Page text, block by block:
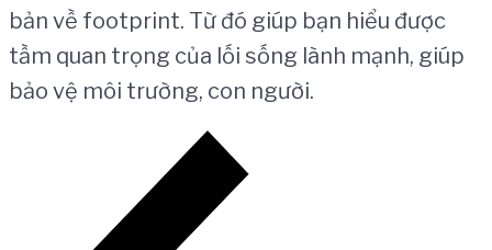
bản về footprint. Từ đó giúp bạn hiểu được
tầm quan trọng của lối sống lành mạnh, giúp
bảo vệ môi trường, con người.
hướng